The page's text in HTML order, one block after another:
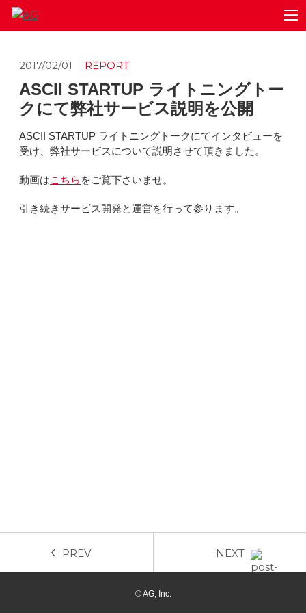
2017/02/01 REPORT
ASCII STARTUP ライトニングトー
クにて弊社サービス説明を公開
ASCII STARTUP ライトニングトークにてインタビューを
受け、弊社サービスについて説明させて頂きました。
動画はこちら をご覧下さいませ。
引き続きサービス開発と運営を行って参ります。
PREV NEXT
© AG, Inc.